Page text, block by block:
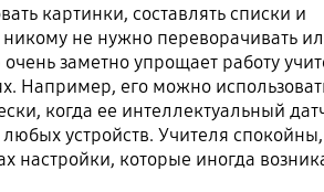
картинки, составлять списки и
никому не нужно переворачивать
заметно упрощает работу
Например, его можно
когда ее интеллектуальный
устройств. Учителя спокойны,
настройки, которые иногда